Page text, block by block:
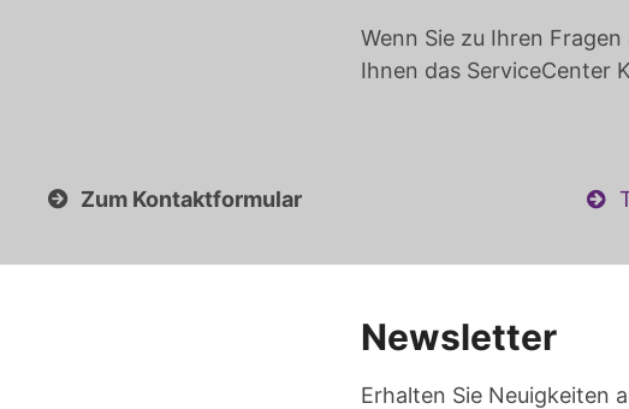
Wenn Sie zu Ihren
Ihnen das ServiceCenter
Zum Kontaktformular
Newsletter
Erhalten Sie Neuigkeiten